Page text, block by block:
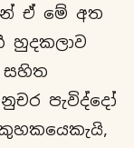
ඒ මේ අත
හුදකලාව
සහිත
පැවිද්දෝ